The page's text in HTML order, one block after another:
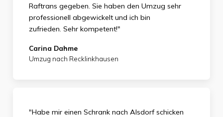
Raftrans gegeben. Sie haben den Umzug sehr
professionell abgewickelt und ich bin
zufrieden. Sehr kompetent!"
Carina Dahme
Umzug nach Recklinkhausen
"Habe mir einen Schrank nach Alsdorf schicken